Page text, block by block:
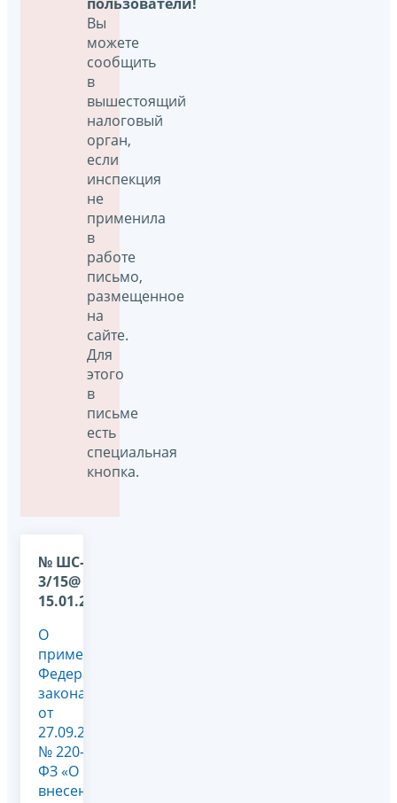
Вы
можете
сообщить
в
вышестоящий
налоговый
орган,
если
инспекция
не
применила
в
работе
письмо,
размещенное
на
сайте.
Для
этого
в
письме
есть
специальная
кнопка.
№ ШС-22-
3/15@ от
15.01.2010
О
применении
Федерального
закона
от
27.09.2009
№ 220-
ФЗ «О
внесении